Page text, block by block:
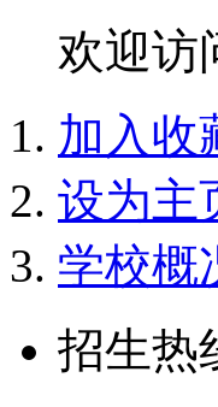
欢迎访
加入收
设为主
学校概
招生热